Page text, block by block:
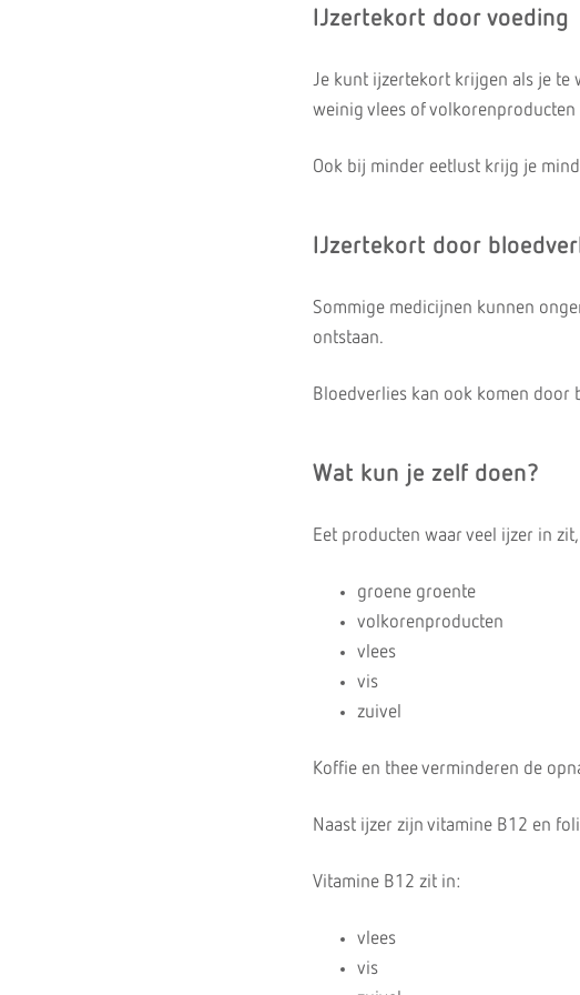
IJzertekort door voeding
Je kunt ijzertekort krijgen als je te
weinig vlees of volkorenproducten
Ook bij minder eetlust krijg je
IJzertekort door
Sommige medicijnen kunnen
ontstaan.
Bloedverlies kan ook komen door
Wat kun je zelf doen?
Eet producten waar veel ijzer in zit,
groene groente
volkorenproducten
vlees
vis
zuivel
Koffie en thee verminderen de
Naast ijzer zijn vitamine B12 en
Vitamine B12 zit in:
vlees
vis